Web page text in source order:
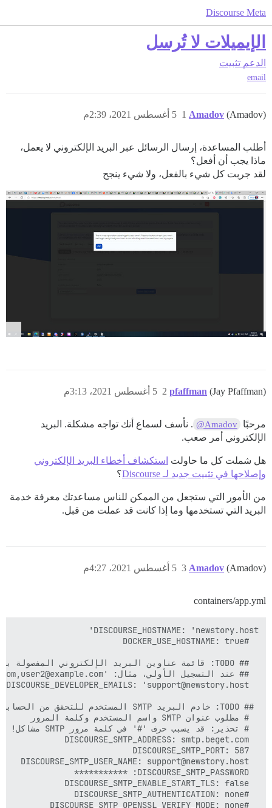
Discourse Meta
الإيميلات لا تُرسل
الدعم تثبيت
email
Amadov (Amadov) 5 أغسطس 2021، 2:39م 1
أطلب المساعدة، إرسال الرسائل عبر البريد الإلكتروني لا يعمل،
ماذا يجب أن أفعل؟
لقد جربت كل شيء بالفعل، ولا شيء ينجح
pfaffman (Jay Pfaffman) 5 أغسطس 2021، 3:13م 2
مرحبًا @Amadov . نأسف لسماع أنك تواجه مشكلة. البريد
الإلكتروني أمر صعب.
هل شملت كل ما حاولت استكشاف أخطاء البريد الإلكتروني
وإصلاحها في تثبيت جديد لـ Discourse
؟
من الأمور التي ستجعل من الممكن للناس مساعدتك معرفة خدمة
البريد التي تستخدمها وما إذا كانت قد عملت من قبل.
Amadov (Amadov) 5 أغسطس 2021، 4:27م 3
containers/app.yml